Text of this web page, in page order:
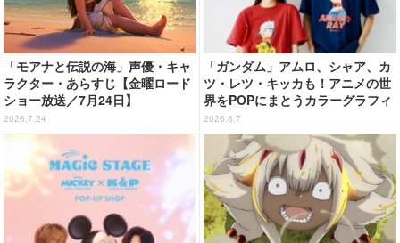
「モアナと伝説の海」声優・キャ
ラクター・あらすじ【金曜ロード
ショー放送／7月24日】
2026.7.24
「ガンダム」アムロ、シャア、カ
ツ・レツ・キッカも！アニメの世
界をPOPにまとうカラーグラフィ
ックTシャツが新登場
2026.8.7